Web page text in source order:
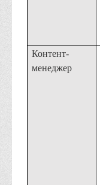
Контент-
менеджер